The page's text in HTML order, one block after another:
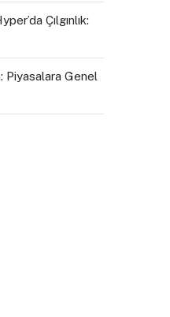
Çılgınlık:
Piyasalara Genel